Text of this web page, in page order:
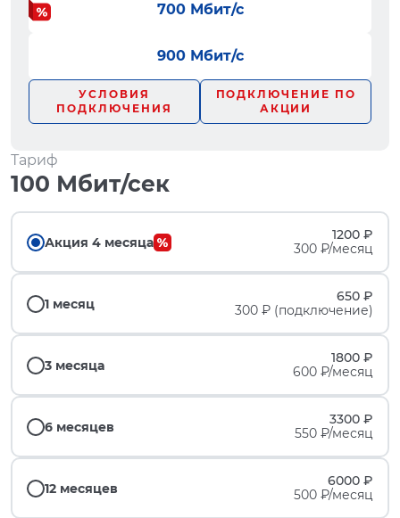
700 Мбит/с
900 Мбит/с
УСЛОВИЯ
ПОДКЛЮЧЕНИЯ
ПОДКЛЮЧЕНИЕ ПО
АКЦИИ
Тариф
100 Мбит/сек
Акция 4 месяца
1200 ₽
300 ₽/месяц
1 месяц
650 ₽
300 ₽ (подключение)
3 месяца
1800 ₽
600 ₽/месяц
6 месяцев
3300 ₽
550 ₽/месяц
12 месяцев
6000 ₽
500 ₽/месяц